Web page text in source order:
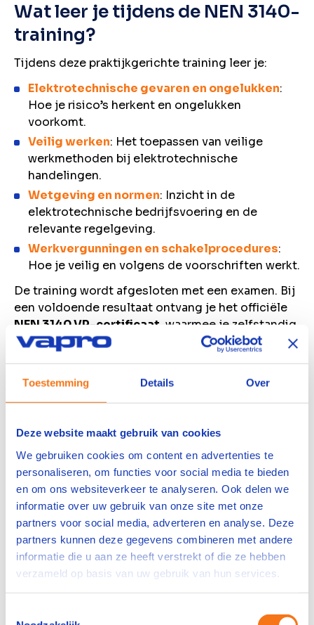
Toestemming Details Over
Deze website maakt gebruik van cookies
We gebruiken cookies om content en advertenties te
personaliseren, om functies voor social media te bieden
en om ons websiteverkeer te analyseren. Ook delen we
informatie over uw gebruik van onze site met onze
partners voor social media, adverteren en analyse. Deze
partners kunnen deze gegevens combineren met andere
informatie die u aan ze heeft verstrekt of die ze hebben
verzameld op basis van uw gebruik van hun services.
Wat leer je tijdens de NEN 3140-
training?
Tijdens deze praktijkgerichte training leer je:
Elektrotechnische gevaren en ongelukken:
Hoe je risico’s herkent en ongelukken
voorkomt.
Veilig werken: Het toepassen van veilige
werkmethoden bij elektrotechnische
handelingen.
Wetgeving en normen: Inzicht in de
elektrotechnische bedrijfsvoering en de
relevante regelgeving.
Werkvergunningen en schakelprocedures:
Hoe je veilig en volgens de voorschriften werkt.
De training wordt afgesloten met een examen. Bij
een voldoende resultaat ontvang je het officiële
NEN 3140 VP-certificaat , waarmee je zelfstandig
en veilig kunt werken.
Inhoud
Alle onderdelen op een rijtje.
Met de NEN 3140-training van VAPRO zet je een
belangrijke stap richting zelfstandig en veilig
werken in de elektrotechniek. Je leert niet alleen
hoe je risico’s voorkomt, maar ook hoe je met
vertrouwen jouw taken uitvoert.
Vraag de training aan